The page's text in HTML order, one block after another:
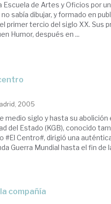
Escuela de Artes y Oficios por
sabía dibujar, y formado en
primer tercio del siglo XX. Sus
Humor, después en ...
2005
medio siglo y hasta su abolición
del Estado (KGB), conocido
#El Centro#, dirigió una
Guerra Mundial hasta el fin de
compañía